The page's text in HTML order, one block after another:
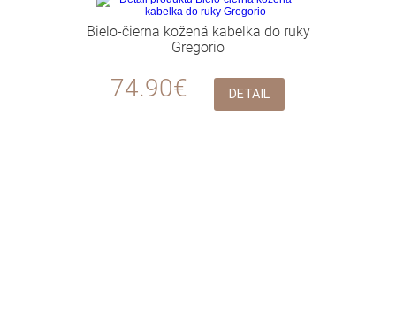
Bielo-čierna kožená kabelka do ruky
Gregorio
74.90€ DETAIL